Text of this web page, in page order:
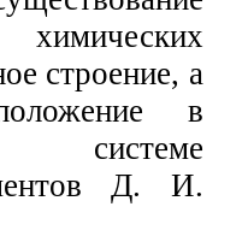
строение, а
в
системе
Д. И.